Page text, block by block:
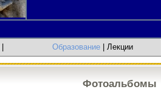
Образование | Лекции
Фотоальбомы